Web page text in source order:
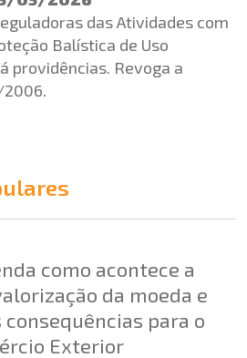
das Atividades com
Balística de Uso
providências. Revoga a
2006.
como acontece a
da moeda e
consequências para o
Exterior